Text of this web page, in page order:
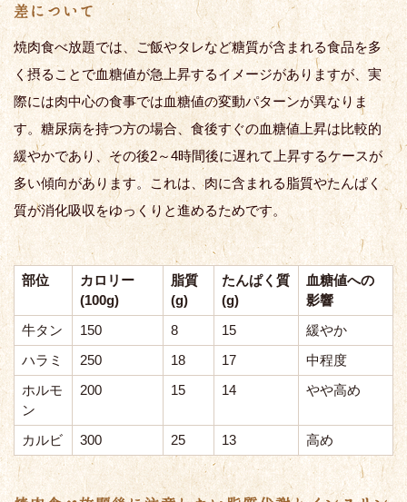
差について
焼肉食べ放題では、ご飯やタレなど糖質が含まれる食品を多
く摂ることで血糖値が急上昇するイメージがありますが、実
際には肉中心の食事では血糖値の変動パターンが異なりま
す。糖尿病を持つ方の場合、食後すぐの血糖値上昇は比較的
緩やかであり、その後2～4時間後に遅れて上昇するケースが
多い傾向があります。これは、肉に含まれる脂質やたんぱく
質が消化吸収をゆっくりと進めるためです。
部位
カロリー
(100g)
脂質
(g)
たんぱく質
(g)
血糖値への
影響
牛タン
150 8 15
緩やか
ハラミ
250 18 17
中程度
ホルモ
ン
200 15 14 やや高め
カルビ 300 25 13 高め